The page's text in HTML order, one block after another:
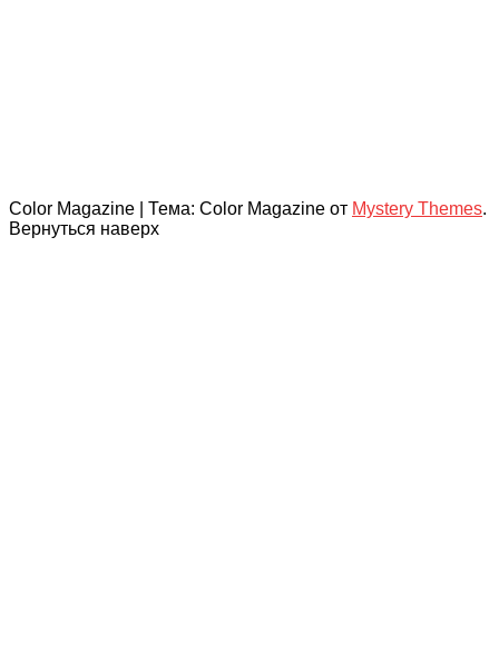
Color Magazine Тема: Color Magazine от Mystery Themes.
Вернуться наверх